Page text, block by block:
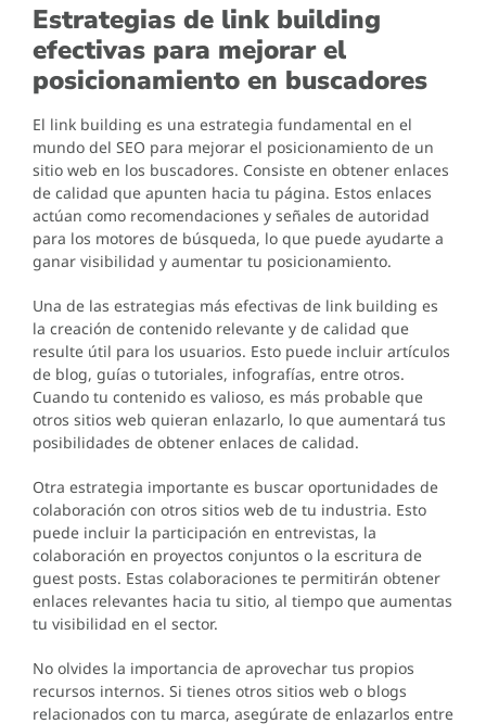
Estrategias de link building
efectivas para mejorar el
posicionamiento en buscadores
El link building es una estrategia fundamental en el
mundo del SEO para mejorar el posicionamiento de un
sitio web en los buscadores. Consiste en obtener enlaces
de calidad que apunten hacia tu página. Estos enlaces
actúan como recomendaciones y señales de autoridad
para los motores de búsqueda, lo que puede ayudarte a
ganar visibilidad y aumentar tu posicionamiento.
Una de las estrategias más efectivas de link building es
la creación de contenido relevante y de calidad que
resulte útil para los usuarios. Esto puede incluir artículos
de blog, guías o tutoriales, infografías, entre otros.
Cuando tu contenido es valioso, es más probable que
otros sitios web quieran enlazarlo, lo que aumentará tus
posibilidades de obtener enlaces de calidad.
Otra estrategia importante es buscar oportunidades de
colaboración con otros sitios web de tu industria. Esto
puede incluir la participación en entrevistas, la
colaboración en proyectos conjuntos o la escritura de
guest posts. Estas colaboraciones te permitirán obtener
enlaces relevantes hacia tu sitio, al tiempo que aumentas
tu visibilidad en el sector.
No olvides la importancia de aprovechar tus propios
recursos internos. Si tienes otros sitios web o blogs
relacionados con tu marca, asegúrate de enlazarlos entre